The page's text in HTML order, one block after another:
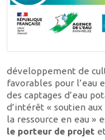
développement de
favorables pour l’eau
des captages d’eau
d’intérêt « soutien
la ressource en eau »
le porteur de projet